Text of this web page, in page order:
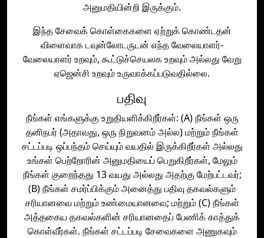
அனுமதியின்றி இருக்கும்.
இந்த சேவைக் கொள்கைகளை ஏற்றுக் கொண்டதன்
விளைவாக டவுன்லோடருடன் எந்த வேலையாளர்-
வேலையாளர் உறவும், கூட்டுச்செயலக உறவும் அல்லது வேறு
ஏஜென்சி உறவும் உருவாக்கப்படுவதில்லை.
பதிவு
நீங்கள் எங்களுக்கு உறுதியளிக்கிறீர்கள்: (A) நீங்கள் ஒரு
தனிநபர் (அதாவது, ஒரு நிறுவனம் அல்ல) மற்றும் நீங்கள்
சட்டப்படி ஒப்பந்தம் செய்யும் வயதில் இருக்கிறீர்கள் அல்லது
உங்கள் பெற்றோரின் அனுமதியைப் பெறுகிறீர்கள், மேலும்
நீங்கள் குறைந்தது 13 வயது அல்லது அதற்கு மேற்பட்டவர்;
(B) நீங்கள் சமர்ப்பிக்கும் அனைத்து பதிவு தகவல்களும்
சரியானவை மற்றும் உண்மையானவை; மற்றும் (C) நீங்கள்
அத்தகைய தகவல்களின் சரியானதைப் பேணிக் காத்துக்
கொள்வீர்கள். நீங்கள் சட்டப்படி சேவைகளை அணுகவும்